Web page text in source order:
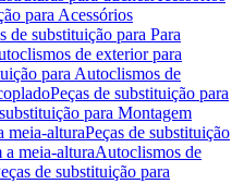
para Acessórios
de substituição para Para
de exterior para
para Autoclismos de
Peças de substituição para
para Montagem
meia-alturaPeças de substituição
a meia-alturaAutoclismos de
de substituição para